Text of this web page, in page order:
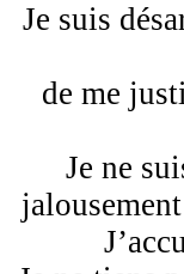
Je suis
de me
Je ne